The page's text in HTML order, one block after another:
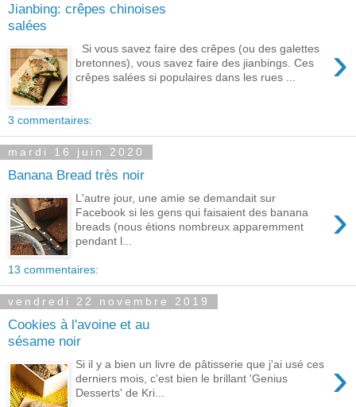
Jianbing: crêpes chinoises
salées
›
Si vous savez faire des crêpes (ou des galettes
bretonnes), vous savez faire des jianbings. Ces
crêpes salées si populaires dans les rues ...
3 commentaires:
mardi 16 juin 2020
Banana Bread très noir
›
L'autre jour, une amie se demandait sur
Facebook si les gens qui faisaient des banana
breads (nous étions nombreux apparemment
pendant l...
13 commentaires:
vendredi 22 novembre 2019
Cookies à l'avoine et au
sésame noir
›
Si il y a bien un livre de pâtisserie que j'ai usé ces
derniers mois, c'est bien le brillant 'Genius
Desserts' de Kri...